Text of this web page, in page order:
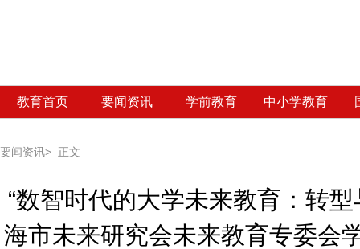
教育首页 要闻资讯 学前教育 中小学教育
要闻资讯> 正文
“数智时代的大学未来教育：转
海市未来研究会未来教育专委会